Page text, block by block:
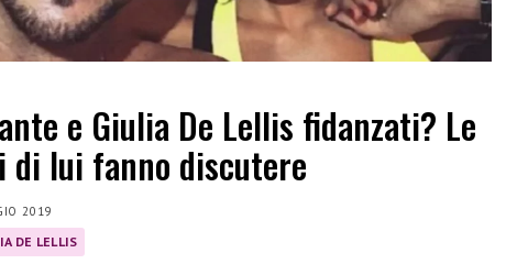
e Giulia De Lellis fidanzati? Le
di lui fanno discutere
2019
DE LELLIS